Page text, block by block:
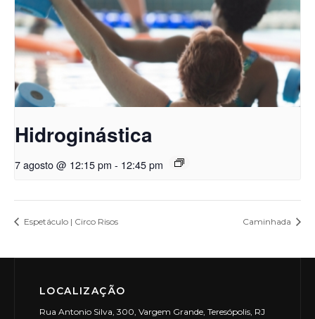
Hidroginástica
7 agosto @ 12:15 pm - 12:45 pm
Espetáculo | Circo Risos Caminhada
LOCALIZAÇÃO
Rua Antonio Silva, 300, Vargem Grande, Teresópolis, RJ